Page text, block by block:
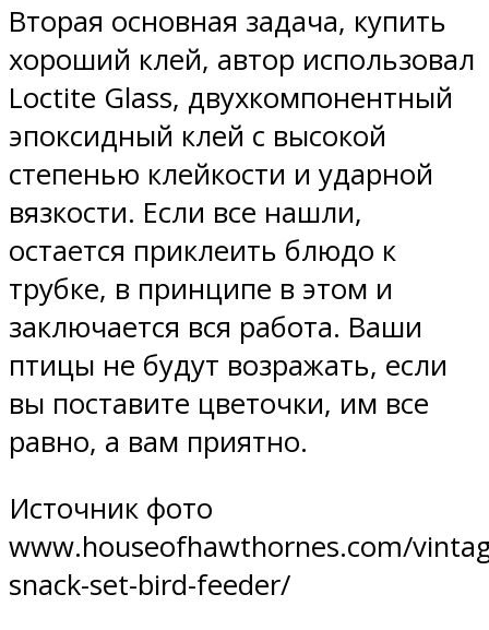
Вторая основная задача, купить
хороший клей, автор использовал
Loctite Glass, двухкомпонентный
эпоксидный клей с высокой
степенью клейкости и ударной
вязкости. Если все нашли,
остается приклеить блюдо к
трубке, в принципе в этом и
заключается вся работа. Ваши
птицы не будут возражать, если
вы поставите цветочки, им все
равно, а вам приятно.
Источник фото
www.houseofhawthornes.com/
snack-set-bird-feeder/